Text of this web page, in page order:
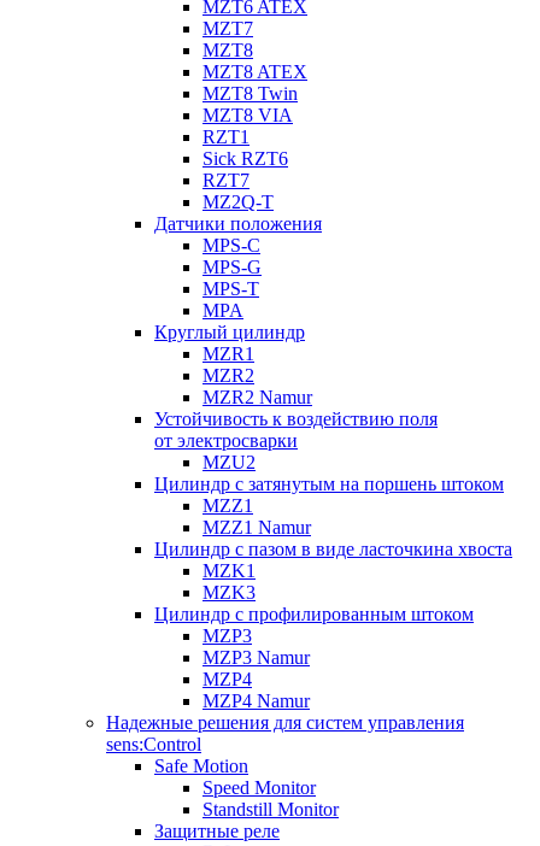
MZT6 ATEX
MZT7
MZT8
MZT8 ATEX
MZT8 Twin
MZT8 VIA
RZT1
Sick RZT6
RZT7
MZ2Q-T
Датчики положения
MPS-C
MPS-G
MPS-T
MPA
Круглый цилиндр
MZR1
MZR2
MZR2 Namur
Устойчивость к воздействию поля
от электросварки
MZU2
Цилиндр с затянутым на поршень штоком
MZZ1
MZZ1 Namur
Цилиндр с пазом в виде ласточкина хвоста
MZK1
MZK3
Цилиндр с профилированным штоком
MZP3
MZP3 Namur
MZP4
MZP4 Namur
Надежные решения для систем управления
sens:Control
Safe Motion
Speed Monitor
Standstill Monitor
Защитные реле